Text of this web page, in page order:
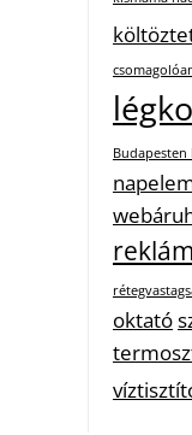
Budapesten
oktató